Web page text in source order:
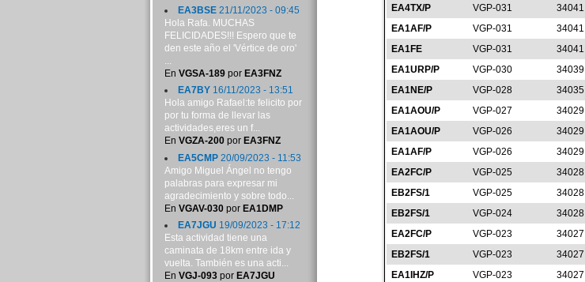
EA4TX/P
VGP-031 34041
EA1AF/P
VGP-031 34041
EA1FE
VGP-031 34041
EA1URP/P
VGP-030 34039
EA1NE/P
VGP-028 34035
EA1AOU/P
VGP-027 34029
EA1AOU/P
VGP-026 34029
EA1AF/P
VGP-026 34029
EA2FC/P
VGP-025 34028
EB2FS/1
VGP-025 34028
EB2FS/1
VGP-024 34028
EA2FC/P
VGP-023 34027
EB2FS/1
VGP-023 34027
EA1IHZ/P
VGP-023 34027
EA3BSE21/11/2023 - 09:45
Hola Rafa. MUCHAS
FELICIDADES!!! Espero que te
den este año el 'Vértice de oro'
...
En VGSA-189por EA3FNZ
EA7BY16/11/2023 - 13:51
Hola amigo Rafael:te felicito por
por tu forma de llevar las
actividades,eres un f...
En VGZA-200por EA3FNZ
EA5CMP20/09/2023 - 11:53
Amigo Miguel Ángel no tengo
palabras para expresar mi
agradecimiento y sobre todo...
En VGAV-030por EA1DMP
EA7JGU 19/09/2023 - 17:12
Esta actividad tiene una
caminata de 18km entre ida y
vuelta. También es una acti...
En VGJ-093por EA7JGU